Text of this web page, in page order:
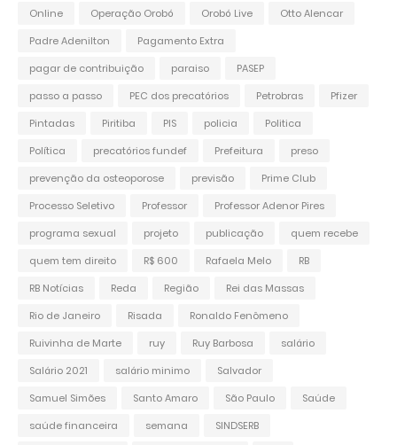
Online
Operação Orobó Orobó Live
Otto Alencar
Padre Adenilton
Pagamento Extra
pagar de contribuição
paraiso
PASEP
passo a passo
PEC dos precatórios Petrobras
Pfizer
Pintadas
Piritiba PIS policia
Politica
Política
precatórios fundef Prefeitura
preso
prevenção da osteoporose
previsão
Prime Club
Processo Seletivo
Professor
Professor Adenor Pires
programa sexual
projeto publicação
quem recebe
quem tem direito
R$ 600 Rafaela Melo
RB
RB Notícias
Reda Região
Rei das Massas
Rio de Janeiro
Risada
Ronaldo Fenômeno
Ruivinha de Marte
ruy Ruy Barbosa
salário
Salário 2021
salário minimo
Salvador
Samuel Simões
Santo Amaro São Paulo
Saúde
saúde financeira
semana
SINDSERB